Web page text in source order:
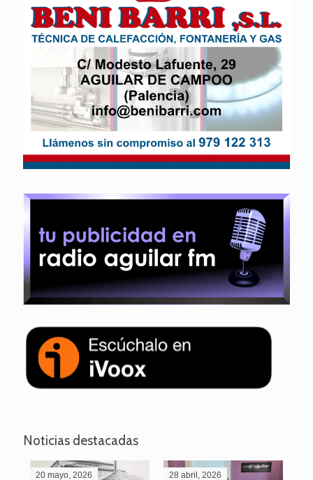
Noticias destacadas
20 mayo, 2026 28 abril, 2026